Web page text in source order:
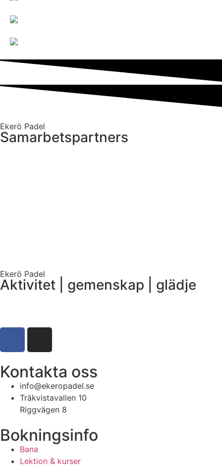
Ekerö Padel
Samarbetspartners
Ekerö Padel
Aktivitet | gemenskap | glädje
Kontakta oss
info@ekeropadel.se
Träkvistavallen 10
Riggvägen 8
Bokningsinfo
Bana
Lektion & kurser